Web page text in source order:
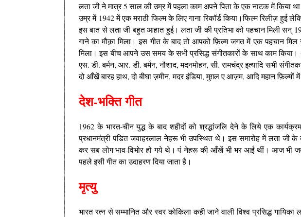
लता जी ने मात्र 5 साल की उम्र में पहला काम अपने पिता के एक नाटक में किया
उम्र में 1942 में एक मराठी फिल्म के लिए गाना रिकॉर्ड किया।फिल्म रिलीज़ हुई
इस बात से लता जी बहुत आहात हुई। लता जी की प्रतिभा को पहचान मिली सन्
गाने का मौक़ा मिला। इस गीत के बाद तो आपको फ़िल्म जगत में एक पहचान
मिला। इस बीच आपने उस समय के सभी प्रसिद्ध संगीतकारों के साथ काम
एस. डी. बर्मन, आर. डी. बर्मन, नौशाद, मदनमोहन, सी. रामचंद्र इत्यादि सभी
दो आँखें बारह हाथ, दो बीघा ज़मीन, मदर इंडिया, मुग़ल ए आज़म, आदि महान फ़िल्मों में
देश-भक्ति गीत
1962 के भारत-चीन युद्ध के बाद शहीदों को श्रद्धांजलि देने के लिये एक
प्रधानमंत्री पंडित जवाहरलाल नेहरू भी उपस्थित थे। इस समारोह में लता जी के
कर सब लोग भाव-विभोर हो गये थे। पं नेहरू की आँखें भी भर आईं थीं। आज भी
पहले इसी गीत का उदाहरण दिया जाता है।
मृत्यु
भारत रत्न से सम्मानित और स्वर कोकिला कही जाने वाली विश्व प्रसिद्ध